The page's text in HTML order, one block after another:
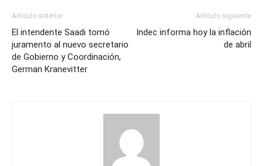
Artículo anterior
El intendente Saadi tomó
juramento al nuevo secretario
de Gobierno y Coordinación,
German Kranevitter
Artículo siguiente
Indec informa hoy la inflación
de abril